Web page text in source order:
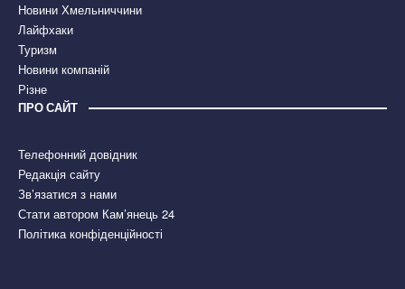
Новини Хмельниччини
Лайфхаки
Туризм
Новини компаній
Різне
ПРО САЙТ
Телефонний довідник
Редакція сайту
Зв’язатися з нами
Стати автором Кам’янець 24
Політика конфіденційності